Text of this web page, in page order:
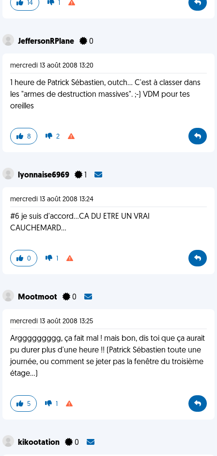
14 1
JeffersonRPlane 0
mercredi 13 août 2008 13:20
1 heure de Patrick Sébastien, outch... C'est à classer dans
les "armes de destruction massives". ;-) VDM pour tes
oreilles
8 2
lyonnaise6969
mercredi 13 août 2008 13:24
#6 je suis d'accord...CA DU ETRE UN VRAI
CAUCHEMARD...
0 1
Mootmoot 0
mercredi 13 août 2008 13:25
Arggggggggg, ça fait mal ! mais bon, dis toi que ça aurait
pu durer plus d'une heure !! (Patrick Sébastien toute une
journée, ou comment se jeter pas la fenêtre du troisième
étage...)
5 1
kikootation 0